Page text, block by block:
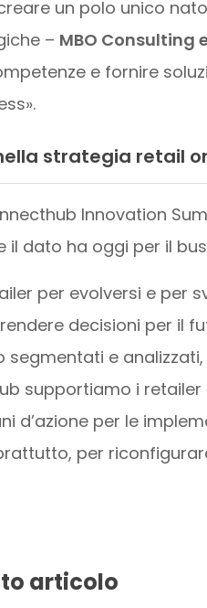
un polo unico
– MBO Consulting
e fornire
strategia retail
Innovation
il dato ha oggi per il
per evolversi e per
decisioni per il
e
supportiamo i
d’azione per le
per
articolo